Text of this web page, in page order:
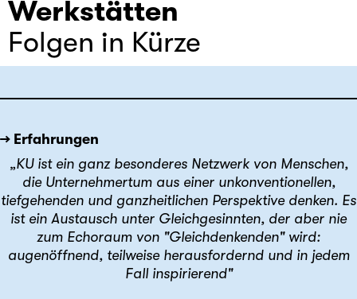
Werkstätten
Folgen in Kürze
→ Erfahrungen
„KU ist ein ganz besonderes Netzwerk von Menschen,
die Unternehmertum aus einer unkonventionellen,
tiefgehenden und ganzheitlichen Perspektive denken. Es
ist ein Austausch unter Gleichgesinnten, der aber nie
zum Echoraum von "Gleichdenkenden" wird:
augenöffnend, teilweise herausfordernd und in jedem
Fall inspirierend"